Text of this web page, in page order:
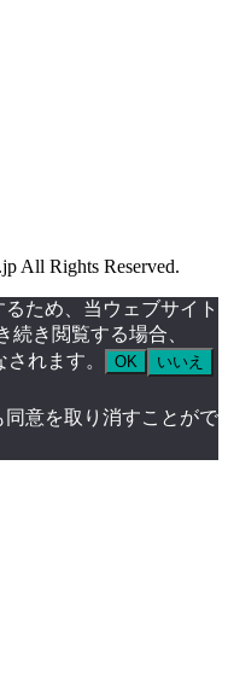
All Rights Reserved.
ため、当ウェブサイト
続き閲覧する場合、
れます。
OK
いいえ
意を取り消すことがで